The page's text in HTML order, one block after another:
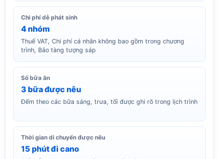
Chi phí dễ phát sinh
4 nhóm
Thuế VAT, Chi phí cá nhân không bao gồm trong chương
trình, Bảo tàng tượng sáp
Số bữa ăn
3 bữa được nêu
Đếm theo các bữa sáng, trưa, tối được ghi rõ trong lịch trình
Thời gian di chuyển được nêu
15 phút đi cano